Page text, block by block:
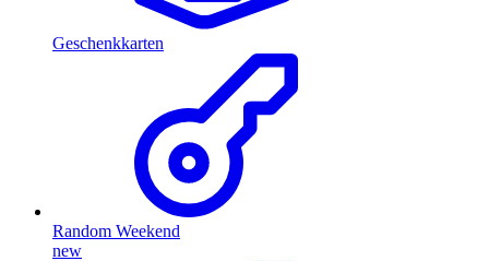
Geschenkkarten
Random Weekend
new